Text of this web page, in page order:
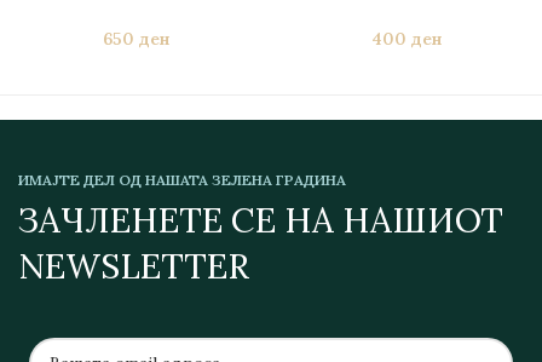
650 ден 400 ден
ИМАЈТЕ ДЕЛ ОД НАШАТА ЗЕЛЕНА ГРАДИНА
ЗАЧЛЕНЕТЕ СЕ НА НАШИОТ
NEWSLETTER